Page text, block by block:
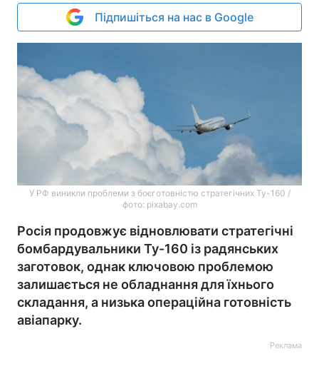
Підпишіться на нас в Google
У РФ виникли проблеми з боєготовністю стратегічних Ту-160 /
фото: pixabay.com
Росія продовжує відновлювати стратегічні
бомбардувальники Ту-160 із радянських
заготовок, однак ключовою проблемою
залишається не обладнання для їхнього
складання, а низька операційна готовність
авіапарку.
Реклама